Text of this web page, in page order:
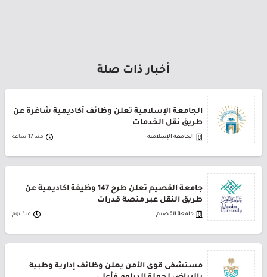
أخبار ذات صلة
الجامعة الإسلامية تعلن وظائف أكاديمية شاغرة عن
طريق نقل الخدمات
الجامعة الإسلامية منذ 17 ساعة
جامعة القصيم تعلن طرح 147 وظيفة أكاديمية عن
طريق النقل عبر منصة قدرات
جامعة القصيم منذ يوم
مستشفى قوى الأمن يعلن وظائف إدارية وطبية